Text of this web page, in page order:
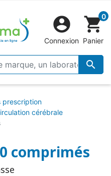


Connexion
shopping_cart0
Panier
prescription
cérébrale
comprimés